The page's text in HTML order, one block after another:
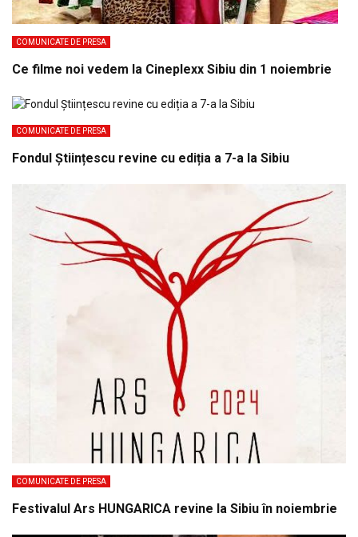
COMUNICATE DE PRESA
Ce filme noi vedem la Cineplexx Sibiu din 1 noiembrie
COMUNICATE DE PRESA
Fondul Științescu revine cu ediția a 7-a la Sibiu
COMUNICATE DE PRESA
Festivalul Ars HUNGARICA revine la Sibiu în noiembrie